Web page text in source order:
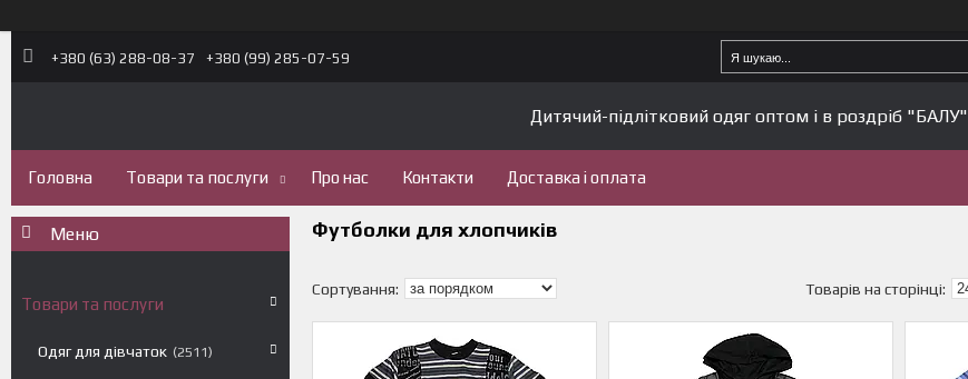
+380 (63) 288-08-37 +380 (99) 285-07-59
Дитячий-підлітковий одяг оптом і в роздріб "БАЛУ"
Головна Товари та послуги Про нас Контакти Доставка і оплата
Товари та послуги
Одяг для дівчаток 2511
Футболки для хлопчиків